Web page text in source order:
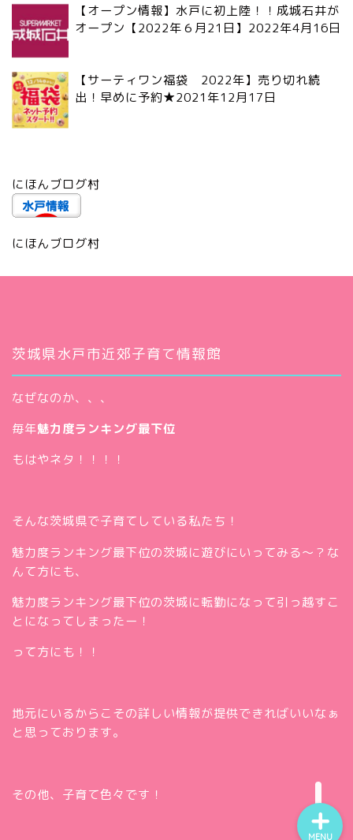
【オープン情報】水戸に初上陸！！成城石井が
オープン【2022年６月21日】 2022年4月16日
【サーティワン福袋 2022年】売り切れ続
出！早めに予約★2021年12月17日
にほんブログ村
にほんブログ村
茨城県水戸市近郊子育て情報館
なぜなのか、、、
毎年魅力度ランキング最下位
もはやネタ！！！！
そんな茨城県で子育てしている私たち！
魅力度ランキング最下位の茨城に遊びにいってみる～？な
んて方にも、
魅力度ランキング最下位の茨城に転勤になって引っ越すこ
とになってしまったー！
って方にも！！
地元にいるからこその詳しい情報が提供できればいいなぁ
と思っております。
その他、子育て色々です！
MENU
い合
m